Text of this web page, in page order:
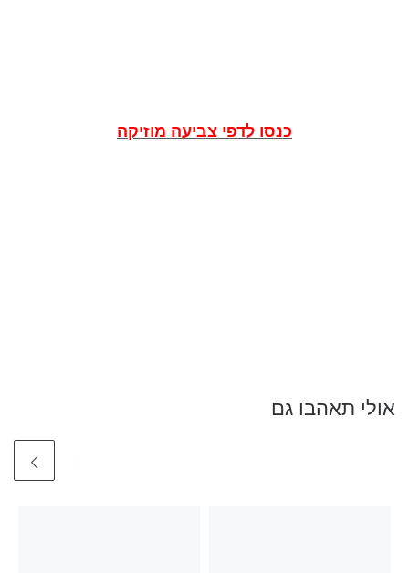
כנסו לדפי צביעה מוזיקה
אולי תאהבו גם